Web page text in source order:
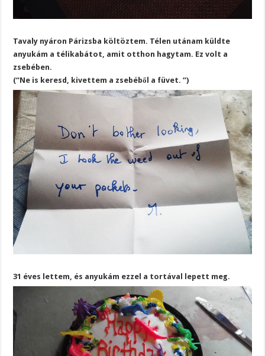
Tavaly nyáron Párizsba költöztem. Télen utánam küldte
anyukám a télikabátot, amit otthon hagytam. Ez volt a
zsebében.
(“Ne is keresd, kivettem a zsebéből a füvet. “)
31 éves lettem, és anyukám ezzel a tortával lepett meg.